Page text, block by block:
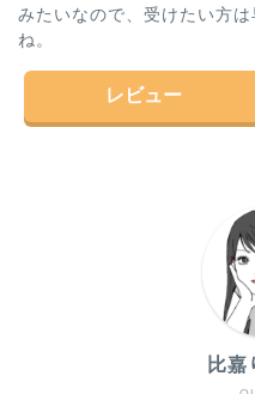
みたいなので、受けたい方
ね。
レビュー
比嘉